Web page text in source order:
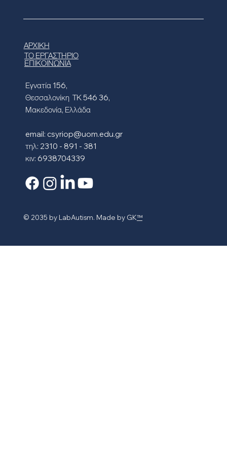
Εγνατία 156,
Θεσσαλονίκη ΤΚ 546 36,
Μακεδονία, Ελλάδα
email: csyriop@uom.edu.gr
τηλ: 2310 - 891 - 381
κιν: 6938704339
ΑΡΧΙΚΗ
ΤΟ ΕΡΓΑΣΤΗΡΙΟ
ΕΠΙΚΟΙΝΩΝΙΑ
© 2035 by LabAutism. Made by GK™